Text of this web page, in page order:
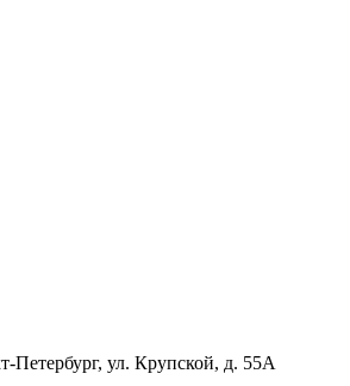
Петербург, ул. Крупской, д. 55А